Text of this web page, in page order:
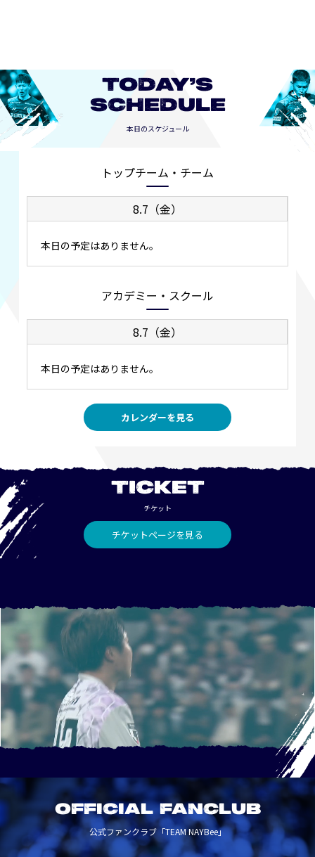
TODAY’S
SCHEDULE
本日のスケジュール
トップチーム・チーム
8.7（金）
本日の予定はありません。
アカデミー・スクール
8.7（金）
本日の予定はありません。
カレンダーを見る
TICKET
チケット
チケットページを見る
OFFICIAL FANCLUB
公式ファンクラブ「TEAM NAYBee」